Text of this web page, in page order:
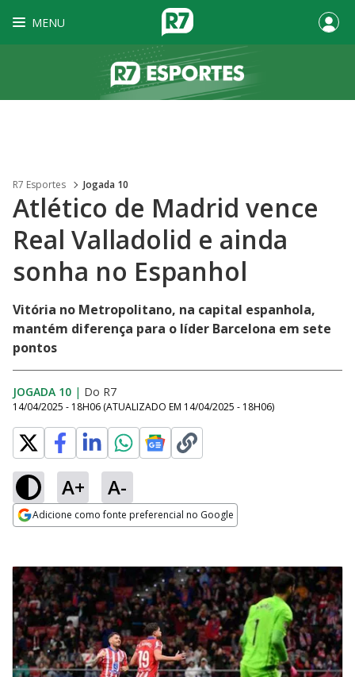
MENU
R7 Esportes Jogada 10
Atlético de Madrid vence
Real Valladolid e ainda
sonha no Espanhol
Vitória no Metropolitano, na capital espanhola,
mantém diferença para o líder Barcelona em sete
pontos
JOGADA 10 | Do R7
14/04/2025 - 18H06 (ATUALIZADO EM 14/04/2025 - 18H06)
A+ A-
Adicione como fonte preferencial no Google